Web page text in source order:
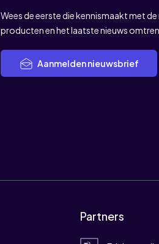
Wees de eerste die kennismaakt met
producten en het laatste nieuws
Aanmelden nieuwsbrief
Partners